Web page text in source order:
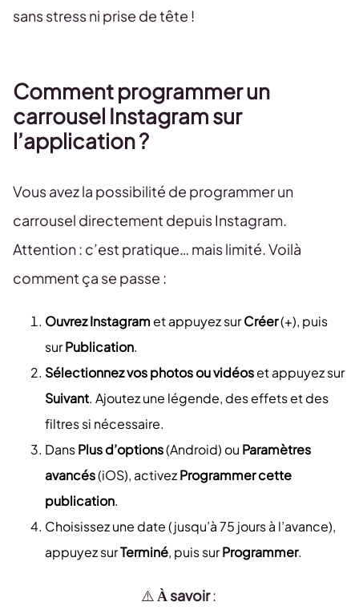
sans stress ni prise de tête !
Comment programmer un
carrousel Instagram sur
l’application ?
Vous avez la possibilité de programmer un
carrousel directement depuis Instagram.
Attention : c’est pratique… mais limité. Voilà
comment ça se passe :
Ouvrez Instagramet appuyez surCréer(+), puis
surPublication.
Sélectionnez vos photos ou vidéoset appuyez sur
Suivant. Ajoutez une légende, des effets et des
filtres si nécessaire.
DansPlus d’options(Android) ou Paramètres
avancés(iOS), activezProgrammer cette
publication.
Choisissez une date (jusqu’à 75 jours à l’avance),
appuyez surTerminé, puis surProgrammer.
⚠️ À savoir: